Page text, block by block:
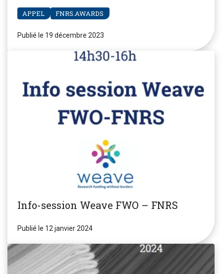
APPEL FNRS.AWARDS
Publié le 19 décembre 2023
Info-session Weave FWO – FNRS
Publié le 12 janvier 2024